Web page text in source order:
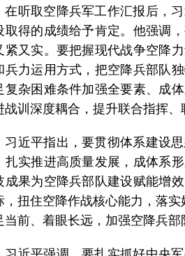
取空降兵军工作汇报后，习
取得的成绩给予肯定。他强调
紧又实。要把握现代战争空降
兵力运用方式，把空降兵部队
复杂困难条件加强全要素、成
战训深度耦合，提升联合指挥、
平指出，要贯彻体系建设思
扎实推进高质量发展，成体系
成果为空降兵部队建设赋能增
，扭住空降作战核心能力，落
当前、着眼长远，加强空降兵